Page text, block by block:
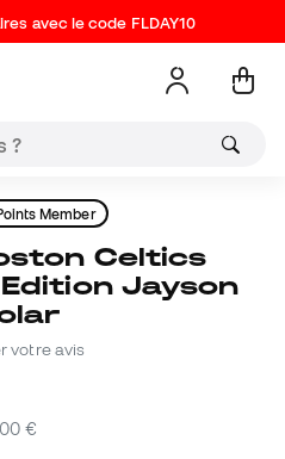
avec le code FLDAY10
Member
Jayson
votre avis
€